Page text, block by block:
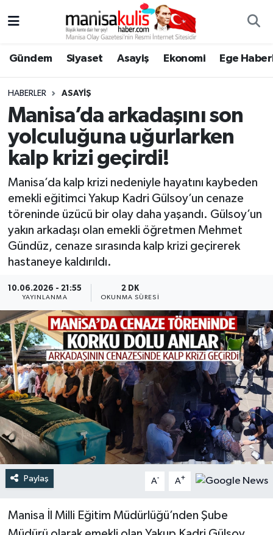
Gündem Siyaset Asayiş Ekonomi Ege
HABERLER ASAYIŞ
Manisa’da arkadaşını son
yolculuğuna uğurlarken
kalp krizi geçirdi!
Manisa’da kalp krizi nedeniyle hayatını kaybeden
emekli eğitimci Yakup Kadri Gülsoy’un cenaze
töreninde üzücü bir olay daha yaşandı. Gülsoy’un
yakın arkadaşı olan emekli öğretmen Mehmet
Gündüz, cenaze sırasında kalp krizi geçirerek
hastaneye kaldırıldı.
10.06.2026 - 21:55
YAYINLANMA
2 DK
OKUNMA SÜRESI
Paylaş A- A+
Manisa İl Milli Eğitim Müdürlüğü’nden Şube
Ege Haberleri
Ekonomi
Genel
Gündem
Resmi İlan
Siyaset
Spor
Türkiye
Yaşam
Yunusemre Hava Durumu
Yunusemre Trafik Yoğunluk Haritası
Süper Lig Puan Durumu ve Fikstür
Tüm Manşetler
Son Dakika Haberleri
Haber Arşivi